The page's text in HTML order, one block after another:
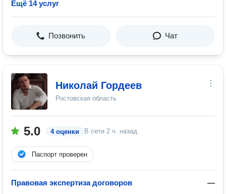
Ещё 14 услуг
Позвонить Чат
Николай Гордеев
Ростовская область
5.0 4 оценки В сети 2 ч. назад
Паспорт проверен
Правовая экспертиза договоров —